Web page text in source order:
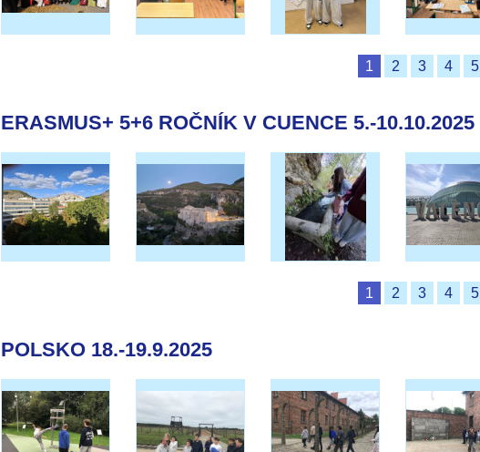
1 2 3 4 5
ERASMUS+ 5+6 ROČNÍK V CUENCE 5.-10.10.2025
1 2 3 4 5
POLSKO 18.-19.9.2025